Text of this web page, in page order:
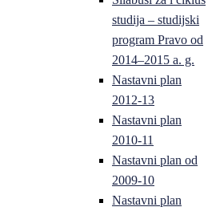
studija – studijski
program Pravo od
2014–2015 a. g.
Nastavni plan
2012-13
Nastavni plan
2010-11
Nastavni plan od
2009-10
Nastavni plan